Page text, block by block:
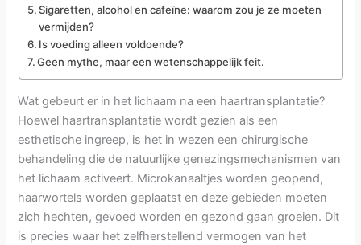
Sigaretten, alcohol en cafeïne: waarom zou je ze moeten
vermijden?
Is voeding alleen voldoende?
Geen mythe, maar een wetenschappelijk feit.
Wat gebeurt er in het lichaam na een haartransplantatie?
Hoewel haartransplantatie wordt gezien als een
esthetische ingreep, is het in wezen een chirurgische
behandeling die de natuurlijke genezingsmechanismen van
het lichaam activeert. Microkanaaltjes worden geopend,
haarwortels worden geplaatst en deze gebieden moeten
zich hechten, gevoed worden en gezond gaan groeien. Dit
is precies waar het zelfherstellend vermogen van het